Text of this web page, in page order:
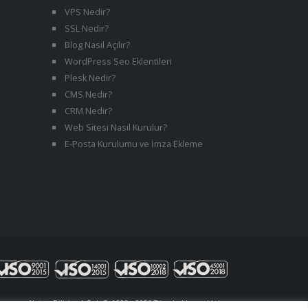
VPS Nedir?
SSL Nedir?
Blog Nasıl Açılır?
WordPress Seo Eklentileri
Plesk Nedir?
CMS Nedir?
CRM Nedir?
Web Sitesi Nasıl Kurulur?
E-Posta Kurulumu ve İmza Ekleme
Netuv Bilişim A.Ş. | © 1998 - 2026 Tüm hakları saklıdır.